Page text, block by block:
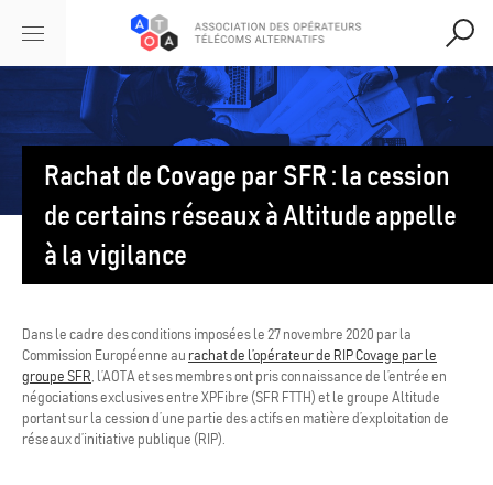
Rachat de Covage par SFR : la cession
de certains réseaux à Altitude appelle
à la vigilance
Dans le cadre des conditions imposées le 27 novembre 2020 par la
Commission Européenne au rachat de l’opérateur de RIP Covage par le
groupe SFR, l’AOTA et ses membres ont pris connaissance de l’entrée en
négociations exclusives entre XPFibre (SFR FTTH) et le groupe Altitude
portant sur la cession d’une partie des actifs en matière d’exploitation de
réseaux d’initiative publique (RIP).